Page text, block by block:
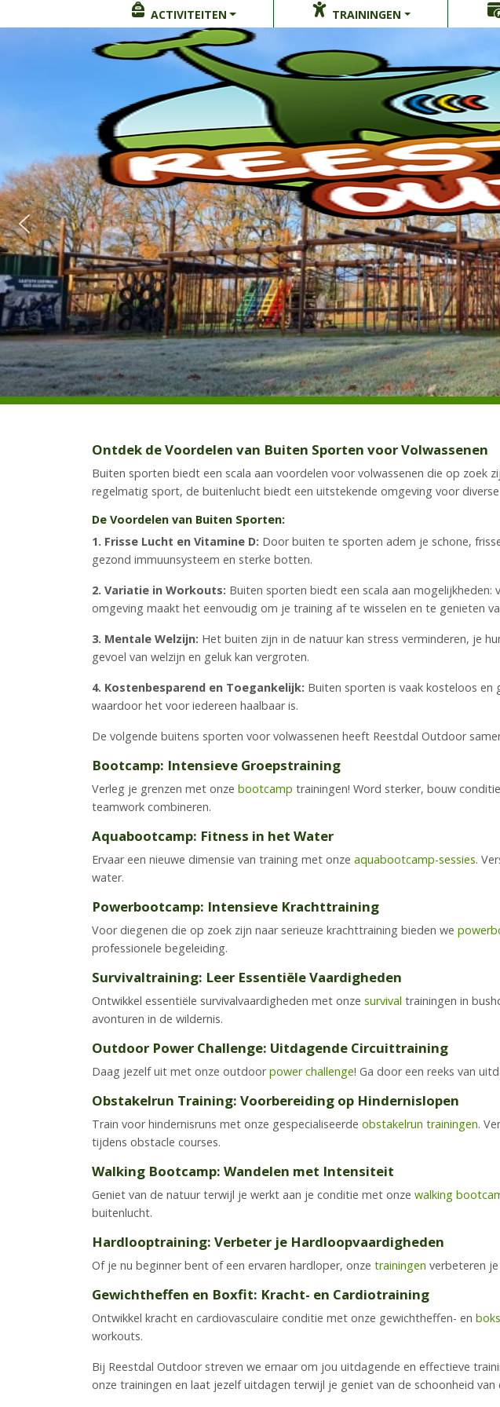
ACTIVITEITEN TRAININGEN
Ontdek de Voordelen van Buiten Sporten voor Volwassenen
Buiten sporten biedt een scala aan voordelen voor volwassenen die op zoek
regelmatig sport, de buitenlucht biedt een uitstekende omgeving voor
De Voordelen van Buiten Sporten:
1. Frisse Lucht en Vitamine D: Door buiten te sporten adem je schone,
gezond immuunsysteem en sterke botten.
2. Variatie in Workouts: Buiten sporten biedt een scala aan
omgeving maakt het eenvoudig om je training af te wisselen en te genieten
3. Mentale Welzijn: Het buiten zijn in de natuur kan stress verminderen, je
gevoel van welzijn en geluk kan vergroten.
4. Kostenbesparend en Toegankelijk: Buiten sporten is vaak kosteloos en
waardoor het voor iedereen haalbaar is.
De volgende buitens sporten voor volwassenen heeft Reestdal Outdoor
Bootcamp: Intensieve Groepstraining
Verleg je grenzen met onze bootcamp trainingen! Word sterker, bouw
teamwork combineren.
Aquabootcamp: Fitness in het Water
Ervaar een nieuwe dimensie van training met onze aquabootcamp-sessies.
water.
Powerbootcamp: Intensieve Krachttraining
Voor diegenen die op zoek zijn naar serieuze krachttraining bieden we
professionele begeleiding.
Survivaltraining: Leer Essentiële Vaardigheden
Ontwikkel essentiële survivalvaardigheden met onze survival trainingen in
avonturen in de wildernis.
Outdoor Power Challenge: Uitdagende Circuittraining
Daag jezelf uit met onze outdoorpower challenge! Ga door een reeks van
Obstakelrun Training: Voorbereiding op Hindernislopen
Train voor hindernisruns met onze gespecialiseerde obstakelrun trainingen.
tijdens obstacle courses.
Walking Bootcamp: Wandelen met Intensiteit
Geniet van de natuur terwijl je werkt aan je conditie met onze walking
buitenlucht.
Hardlooptraining: Verbeter je Hardloopvaardigheden
Of je nu beginner bent of een ervaren hardloper, onze trainingen verbeteren
Gewichtheffen en Boxfit: Kracht- en Cardiotraining
Ontwikkel kracht en cardiovasculaire conditie met onze gewichtheffen- en
workouts.
Bij Reestdal Outdoor streven we ernaar om jou uitdagende en effectieve
onze trainingen en laat jezelf uitdagen terwijl je geniet van de schoonheid van